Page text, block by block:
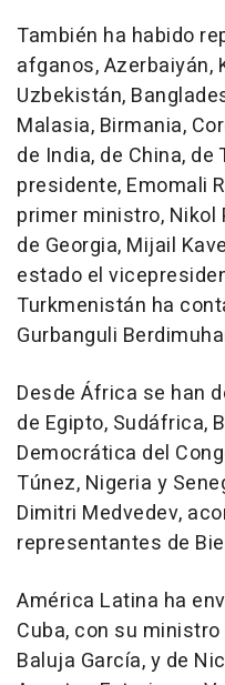
También ha habido
afganos, Azerbaiyán,
Uzbekistán,
Malasia, Birmania,
de India, de China,
presidente, Emomali
primer ministro, Nikol
de Georgia, Mijail
estado el
Turkmenistán ha
Gurbanguli
Desde África se han
de Egipto, Sudáfrica,
Democrática del
Túnez, Nigeria y
Dimitri Medvedev,
representantes de
América Latina ha
Cuba, con su
Baluja García, y de